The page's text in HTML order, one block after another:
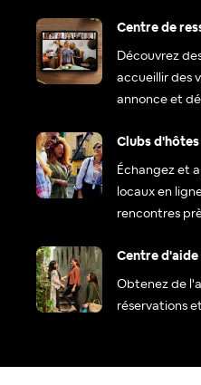
Centre de
Découvrez
accueillir des
annonce et
Clubs
Échangez et
locaux en
rencontres
Centre d'aide
Obtenez de
réservations